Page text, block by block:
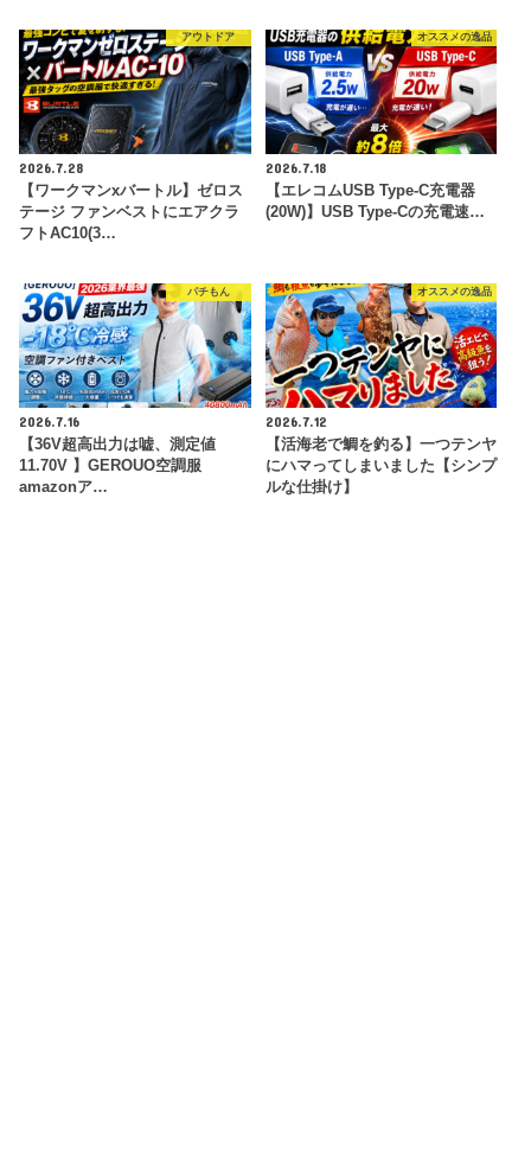
アウトドア
2026.7.28
【ワークマンxバートル】ゼロス
テージ ファンベストにエアクラ
フトAC10(3…
オススメの逸品
2026.7.18
【エレコムUSB Type-C充電器
(20W)】USB Type-Cの充電速…
パチもん
2026.7.16
【36V超高出力は嘘、測定値
11.70V 】GEROUO空調服
amazonア…
オススメの逸品
2026.7.12
【活海老で鯛を釣る】一つテンヤ
にハマってしまいました【シンプ
ルな仕掛け】